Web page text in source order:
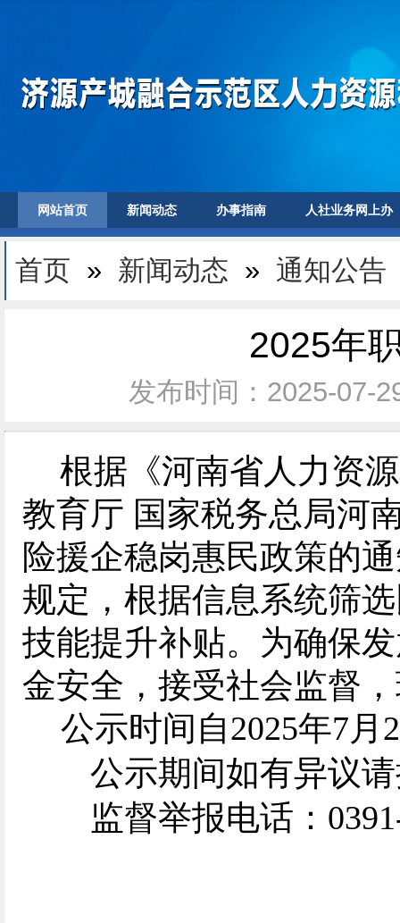
网站首页 新闻动态 办事指南 人社业务网上办
首页 » 新闻动态 » 通知公告
2025年
发布时间：2025-07-
根据《河南省人力资
教育厅 国家税务总局河
险援企稳岗惠民政策的
规定，根据信息系统筛
技能提升补贴。为确保
金安全，接受社会监督
公示时间自2025年7月
公示期间如有异议
监督举报电话：